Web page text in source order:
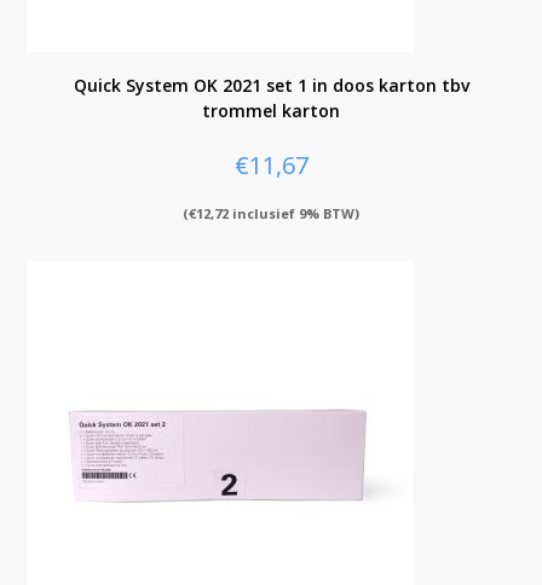
Quick System OK 2021 set 1 in doos karton tbv
trommel karton
€11,67
(€12,72 inclusief 9% BTW)